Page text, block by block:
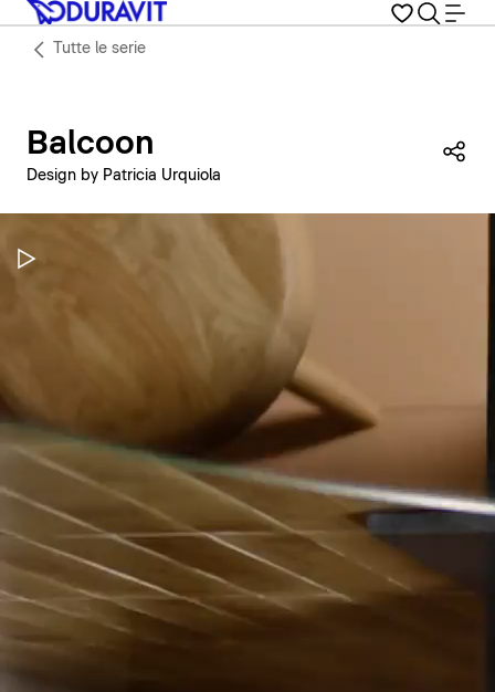
Tutte le serie
Balcoon
Design by Patricia Urquiola
Metti in pausa il video